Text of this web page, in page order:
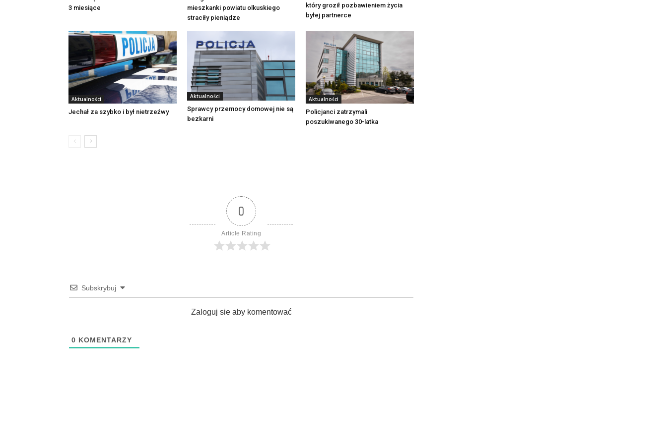
3 miesiące
mieszkanki powiatu olkuskiego
straciły pieniądze
który groził pozbawieniem życia
byłej partnerce
Aktualności
Jechał za szybko i był nietrzeźwy
Aktualności
Sprawcy przemocy domowej nie są
bezkarni
Aktualności
Policjanci zatrzymali
poszukiwanego 30-latka
0
Article Rating
Subskrybuj
Zaloguj sie aby komentować
0 KOMENTARZY